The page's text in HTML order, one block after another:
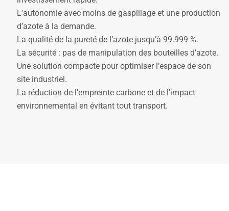
L’autonomie avec moins de gaspillage et une production
d’azote à la demande.
La qualité de la pureté de l’azote jusqu’à 99.999 %.
La sécurité : pas de manipulation des bouteilles d’azote.
Une solution compacte pour optimiser l’espace de son
site industriel.
La réduction de l’empreinte carbone et de l’impact
environnemental en évitant tout transport.